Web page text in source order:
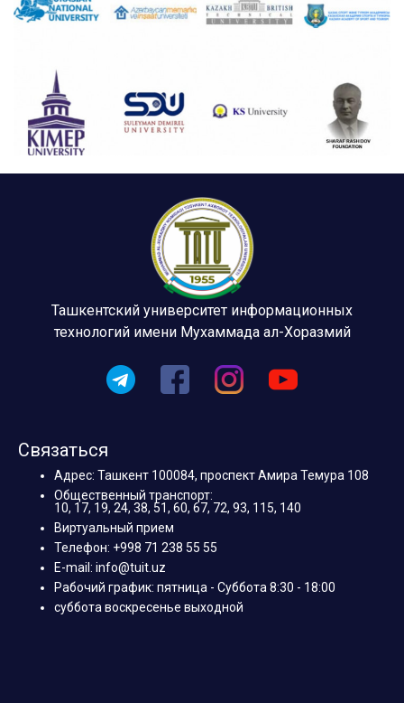
Ташкентский университет информационных
технологий имени Мухаммада ал-Хоразмий
Связаться
Адрес: Ташкент 100084, проспект Амира Темура 108
Общественный транспорт:
10, 17, 19, 24, 38, 51, 60, 67, 72, 93, 115, 140
Виртуальный прием
Телефон: +998 71 238 55 55
E-mail: info@tuit.uz
Рабочий график: пятница - Суббота 8:30 - 18:00
суббота воскресенье выходной